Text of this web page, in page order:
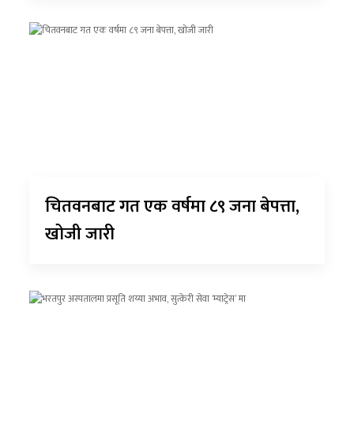
चितवनबाट गत एक वर्षमा ८९ जना बेपत्ता,
खोजी जारी